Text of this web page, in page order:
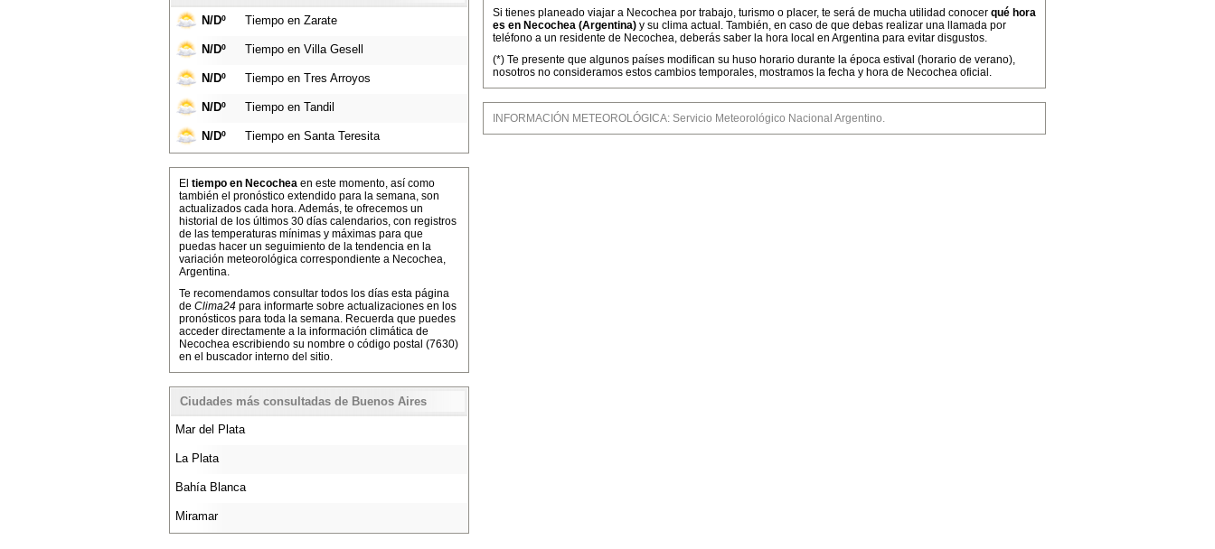
N/Dº Tiempo en Zarate
N/Dº Tiempo en Villa Gesell
N/Dº Tiempo en Tres Arroyos
N/Dº Tiempo en Tandil
N/Dº Tiempo en Santa Teresita
El tiempo en Necochea en este momento, así como
también el pronóstico extendido para la semana, son
actualizados cada hora. Además, te ofrecemos un
historial de los últimos 30 días calendarios, con registros
de las temperaturas mínimas y máximas para que
puedas hacer un seguimiento de la tendencia en la
variación meteorológica correspondiente a Necochea,
Argentina.
Te recomendamos consultar todos los días esta página
de Clima24 para informarte sobre actualizaciones en los
pronósticos para toda la semana. Recuerda que puedes
acceder directamente a la información climática de
Necochea escribiendo su nombre o código postal (7630)
en el buscador interno del sitio.
Ciudades más consultadas de Buenos Aires
Mar del Plata
La Plata
Bahía Blanca
Miramar
Si tienes planeado viajar a Necochea por trabajo, turismo o placer, te será de mucha utilidad conocer qué hora
es en Necochea (Argentina) y su clima actual. También, en caso de que debas realizar una llamada por
teléfono a un residente de Necochea, deberás saber la hora local en Argentina para evitar disgustos.
(*) Te presente que algunos países modifican su huso horario durante la época estival (horario de verano),
nosotros no consideramos estos cambios temporales, mostramos la fecha y hora de Necochea oficial.
INFORMACIÓN METEOROLÓGICA: Servicio Meteorológico Nacional Argentino.